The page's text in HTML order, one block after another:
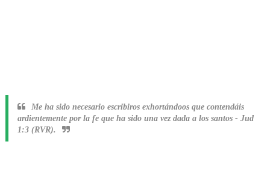
Me ha sido necesario escribiros exhortándoos que contendáis
ardientemente por la fe que ha sido una vez dada a los santos - Jud
1:3 (RVR).